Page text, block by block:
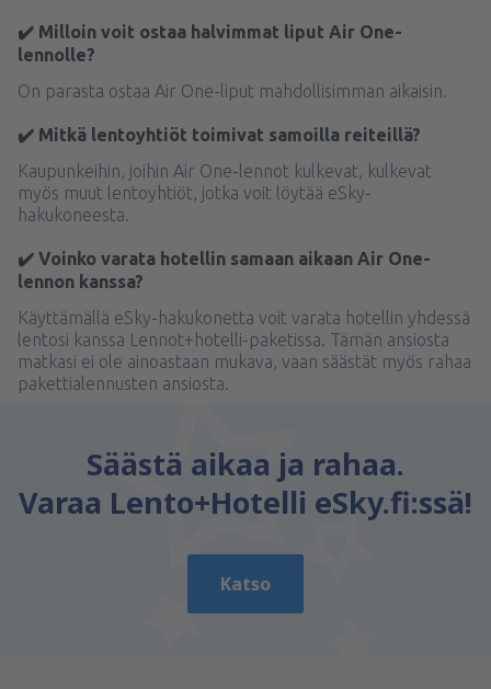
✔️ Milloin voit ostaa halvimmat liput Air One-
lennolle?
On parasta ostaa Air One-liput mahdollisimman aikaisin.
✔️ Mitkä lentoyhtiöt toimivat samoilla reiteillä?
Kaupunkeihin, joihin Air One-lennot kulkevat, kulkevat
myös muut lentoyhtiöt, jotka voit löytää eSky-
hakukoneesta.
✔️ Voinko varata hotellin samaan aikaan Air One-
lennon kanssa?
Käyttämällä eSky-hakukonetta voit varata hotellin yhdessä
lentosi kanssa Lennot+hotelli-paketissa. Tämän ansiosta
matkasi ei ole ainoastaan mukava, vaan säästät myös rahaa
pakettialennusten ansiosta.
Säästä aikaa ja rahaa.
Varaa Lento+Hotelli eSky.fi:ssä!
Katso